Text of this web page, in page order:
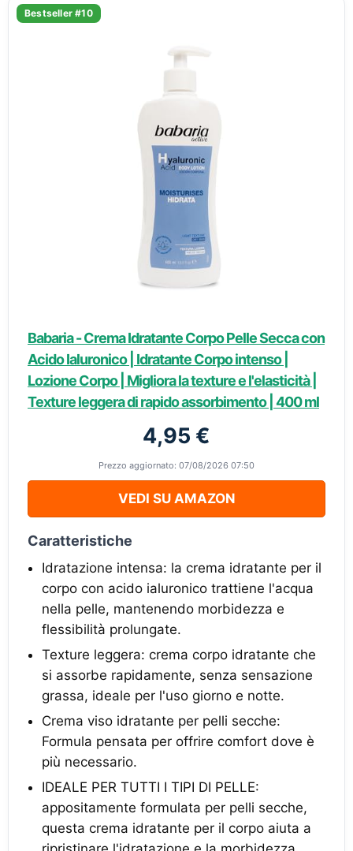
Bestseller #10
Babaria - Crema Idratante Corpo Pelle Secca con
Acido Ialuronico | Idratante Corpo intenso |
Lozione Corpo | Migliora la texture e l'elasticità |
Texture leggera di rapido assorbimento | 400 ml
4,95 €
Prezzo aggiornato: 07/08/2026 07:50
VEDI SU AMAZON
Caratteristiche
Idratazione intensa: la crema idratante per il
corpo con acido ialuronico trattiene l'acqua
nella pelle, mantenendo morbidezza e
flessibilità prolungate.
Texture leggera: crema corpo idratante che
si assorbe rapidamente, senza sensazione
grassa, ideale per l'uso giorno e notte.
Crema viso idratante per pelli secche:
Formula pensata per offrire comfort dove è
più necessario.
IDEALE PER TUTTI I TIPI DI PELLE:
appositamente formulata per pelli secche,
questa crema idratante per il corpo aiuta a